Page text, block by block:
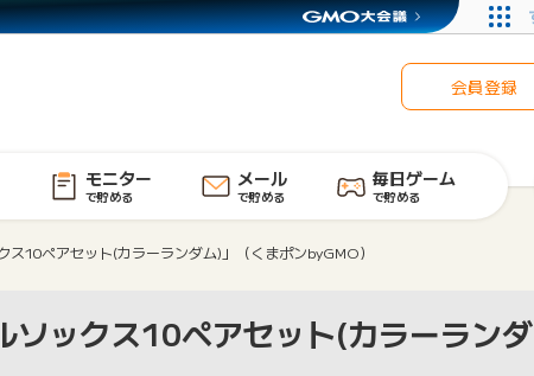
会員登録
モニター
で貯める
メール
で貯める
毎日ゲーム
で貯める
10ペアセット(カラーランダム)」（くまポンbyGMO）
ソックス10ペアセット(カラーランダ